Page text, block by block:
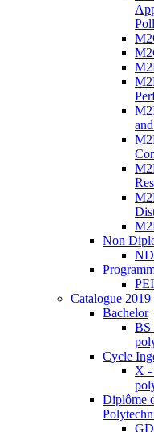
Non
Catalogue
Bachelor
BS
Cycle
X -
Diplôme